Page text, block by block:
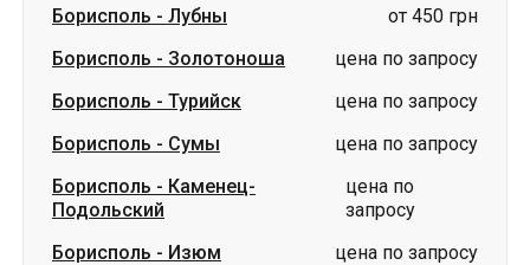
Борисполь - Лубны
от 450 грн
Борисполь - Золотоноша
цена по запросу
Борисполь - Турийск
цена по запросу
Борисполь - Сумы
цена по запросу
Борисполь - Каменец-
Подольский
цена по
запросу
Борисполь - Изюм
цена по запросу